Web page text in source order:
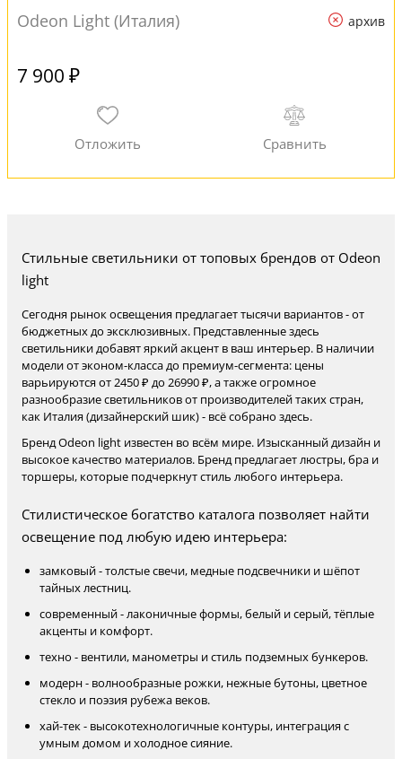
Odeon Light (Италия) архив
7 900 ₽
Стильные светильники от топовых брендов от Odeon
light
Сегодня рынок освещения предлагает тысячи вариантов - от
бюджетных до эксклюзивных. Представленные здесь
светильники добавят яркий акцент в ваш интерьер. В наличии
модели от эконом-класса до премиум-сегмента: цены
варьируются от 2450 ₽ до 26990 ₽, а также огромное
разнообразие светильников от производителей таких стран,
как Италия (дизайнерский шик) - всё собрано здесь.
Бренд Odeon light известен во всём мире. Изысканный дизайн и
высокое качество материалов. Бренд предлагает люстры, бра и
торшеры, которые подчеркнут стиль любого интерьера.
Стилистическое богатство каталога позволяет найти
освещение под любую идею интерьера:
замковый - толстые свечи, медные подсвечники и шёпот
тайных лестниц.
современный - лаконичные формы, белый и серый, тёплые
акценты и комфорт.
техно - вентили, манометры и стиль подземных бункеров.
модерн - волнообразные рожки, нежные бутоны, цветное
стекло и поэзия рубежа веков.
хай-тек - высокотехнологичные контуры, интеграция с
умным домом и холодное сияние.